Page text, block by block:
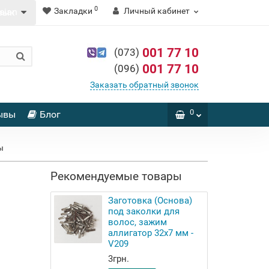
Закладки 0 Личный кабинет
(073) 001 77 10
(096) 001 77 10
Заказать обратный звонок
Блог 0
Рекомендуемые товары
Заготовка (Основа)
под заколки для
волос, зажим
аллигатор 32x7 мм -
V209
3грн.